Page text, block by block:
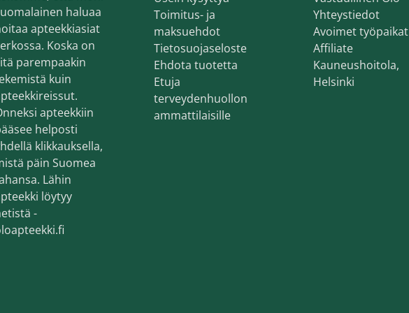
haluaa
apteekkiasiat
Koska on
parempaakin
kuin
apteekkiin
helposti
klikkauksella,
päin Suomea
Lähin
löytyy
-
Toimitus- ja
maksuehdot
Tietosuojaseloste
Ehdota tuotetta
Etuja
terveydenhuollon
ammattilaisille
Yhteystiedot
Avoimet työpaikat
Affiliate
Kauneushoitola,
Helsinki